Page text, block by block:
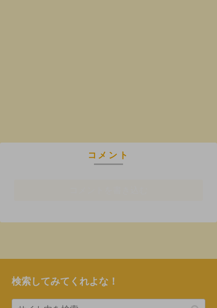
コメント
検索してみてくれよな！